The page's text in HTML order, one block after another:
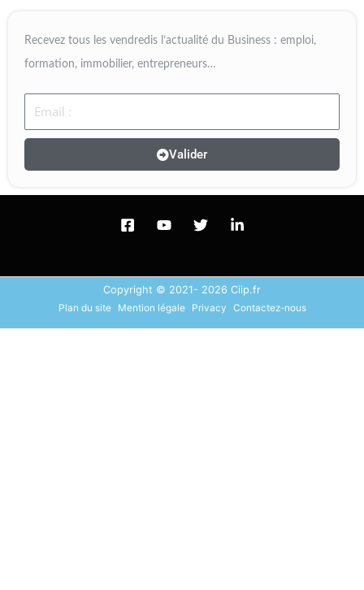
Recevez tous les vendredis l’actualité du Business : emploi,
formation, immobilier, entrepreneurs…
Email
Valider
Copyright © 2021- 2026 Ciip.fr
Plan du site Mention légale Privacy Contactez-nous